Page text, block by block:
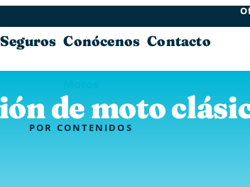
Seguros Conócenos Contacto
de moto
POR CONTENIDOS